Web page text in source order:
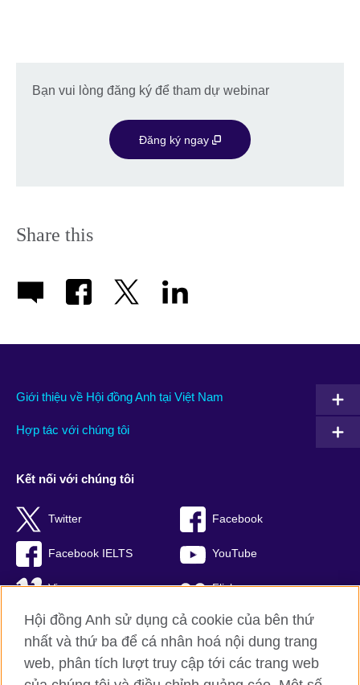
Bạn vui lòng đăng ký để tham dự webinar
Đăng ký ngay
Share this
Giới thiệu về Hội đồng Anh tại Việt Nam
Hợp tác với chúng tôi
Kết nối với chúng tôi
Twitter Facebook
Facebook IELTS YouTube
Vimeo Flickr
RSS TikTok
Hội đồng Anh sử dụng cả cookie của bên thứ
nhất và thứ ba để cá nhân hoá nội dung trang
web, phân tích lượt truy cập tới các trang web